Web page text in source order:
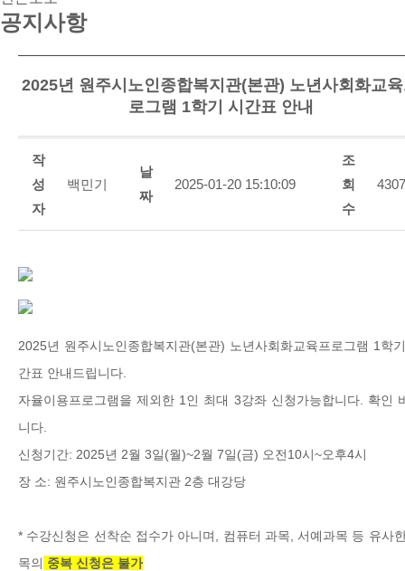
공지사항
2025년 원주시노인종합복지관(본관) 노년사회화교
로그램 1학기 시간표 안내
작
성
자
백민기
날
짜
2025-01-20 15:10:09
조
회
수
4307
2025년 원주시노인종합복지관(본관) 노년사회화교육프로그램 1학
간표 안내드립니다.
자율이용프로그램을 제외한 1인 최대 3강좌 신청가능합니다. 확인
니다.
신청기간: 2025년 2월 3일(월)~2월 7일(금) 오전10시~오후4시
장 소: 원주시노인종합복지관 2층 대강당
* 수강신청은 선착순 접수가 아니며, 컴퓨터 과목, 서예과목 등 유사
목의 중복 신청은 불가